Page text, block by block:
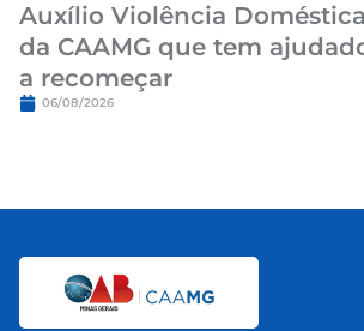
Auxílio Violência
da CAAMG que tem
a recomeçar
06/08/2026